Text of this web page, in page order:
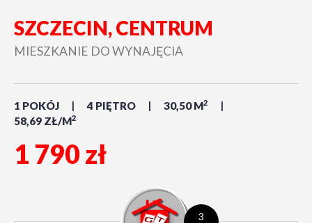
SZCZECIN, CENTRUM
MIESZKANIE DO WYNAJĘCIA
1 POKÓJ 4 PIĘTRO 30,50 M2
58,69 ZŁ/M2
1 790 zł
3